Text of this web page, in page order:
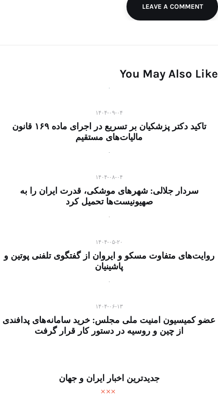
LEAVE A COMMENT
You May Also Like
۱۴۰۴-۰۹-۰۴
تاکید دکتر پزشکیان بر تسریع در اجرای ماده ۱۶۹ قانون
مالیات‌های مستقیم
۱۴۰۴-۰۸-۰۴
سردار جلالی: شهرهای موشکی، قدرت ایران را به
صهیونیست‌ها تحمیل کرد
۱۴۰۴-۰۵-۲۰
روایت‌های متفاوت مسکو و ایروان از گفتگوی تلفنی پوتین و
پاشینیان
۱۴۰۴-۰۶-۱۳
عضو کمیسیون امنیت ملی مجلس: خرید سامانه‌های پدافندی
از چین و روسیه در دستور کار قرار گرفت
جدیدترین اخبار ایران و جهان